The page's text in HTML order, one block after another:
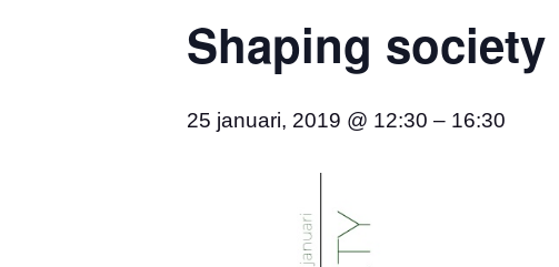
Shaping society
25 januari, 2019 @ 12:30 – 16:30